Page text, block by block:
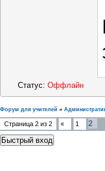
Статус: Оффлайн
Форум для учителей »
Страница 2 из 2 « 1 2